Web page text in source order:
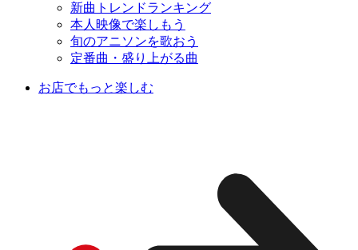
新曲トレンドランキング
本人映像で楽しもう
旬のアニソンを歌おう
定番曲・盛り上がる曲
お店でもっと楽しむ